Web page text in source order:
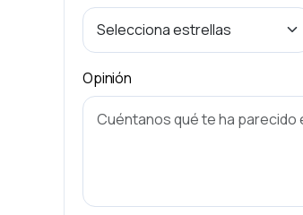
Opinión